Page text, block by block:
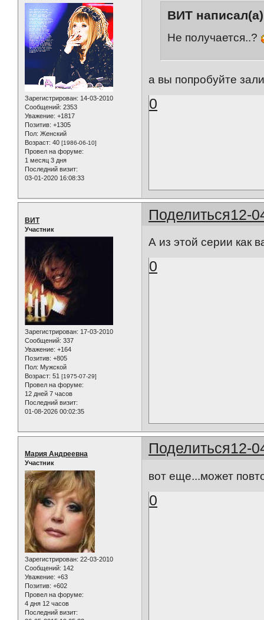
Зарегистрирован: 14-03-2010
Сообщений: 2353
Уважение: +1817
Позитив: +1305
Пол: Женский
Возраст: 40 [1986-06-10]
Провел на форуме:
1 месяц 3 дня
Последний визит:
03-01-2020 16:08:33
ВИТ
Не получается..?
а вы попробуйте
0
Поделиться12-
ВИТ
Участник
Зарегистрирован: 17-03-2010
Сообщений: 337
Уважение: +164
Позитив: +805
Пол: Мужской
Возраст: 51 [1975-07-29]
Провел на форуме:
12 дней 7 часов
Последний визит:
01-08-2026 00:02:35
А из этой серии как
0
Поделиться12-
Мария Андреевна
Участник
Зарегистрирован: 22-03-2010
Сообщений: 142
Уважение: +63
Позитив: +602
Провел на форуме:
4 дня 12 часов
Последний визит:
вот еще...может
0